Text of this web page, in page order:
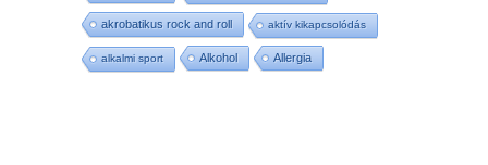
akrobatikus rock and roll aktív kikapcsolódás
alkalmi sport Alkohol Allergia